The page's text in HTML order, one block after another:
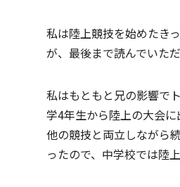
私は陸上競技を始めたき
が、最後まで読んでいた
私はもともと兄の影響で
学4年生から陸上の大会
他の競技と両立しながら
ったので、中学校では陸